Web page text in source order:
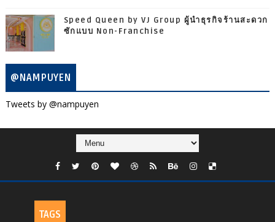
Speed Queen by VJ Group ผู้นำธุรกิจร้านสะดวก
ซักแบบ Non-Franchise
@NAMPUYEN
Tweets by @nampuyen
TAGS